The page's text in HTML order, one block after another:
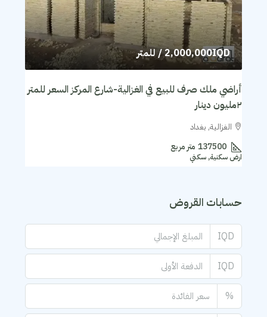
2,000,000IQD/ للمتر
أراضي ملك صرف للبيع في الغزالية-شارع المركز السعر للمتر
٢مليون دينار
الغزالية, بغداد
137500 متر مربع
ارض سكنية, سكني
حسابات القروض
IQD
IQD
%